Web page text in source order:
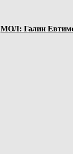
МОЛ: Галин